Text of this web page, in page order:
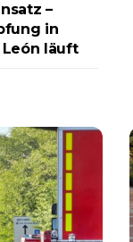
–
in
läuft